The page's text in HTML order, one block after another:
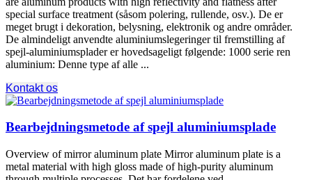
special surface treatment (såsom polering, rullende, osv.). De er
meget brugt i dekoration, belysning, elektronik og andre områder.
De almindeligt anvendte aluminiumslegeringer til fremstilling af
spejl-aluminiumsplader er hovedsageligt følgende: 1000 serie ren
aluminium: Denne type af alle ...
Kontakt os
Bearbejdningsmetode af spejl aluminiumsplade
Overview of mirror aluminum plate Mirror aluminum plate is a
metal material with high gloss made of high-purity aluminum